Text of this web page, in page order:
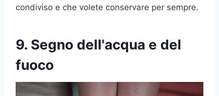
condiviso e che volete conservare per sempre.
9. Segno dell'acqua e del
fuoco